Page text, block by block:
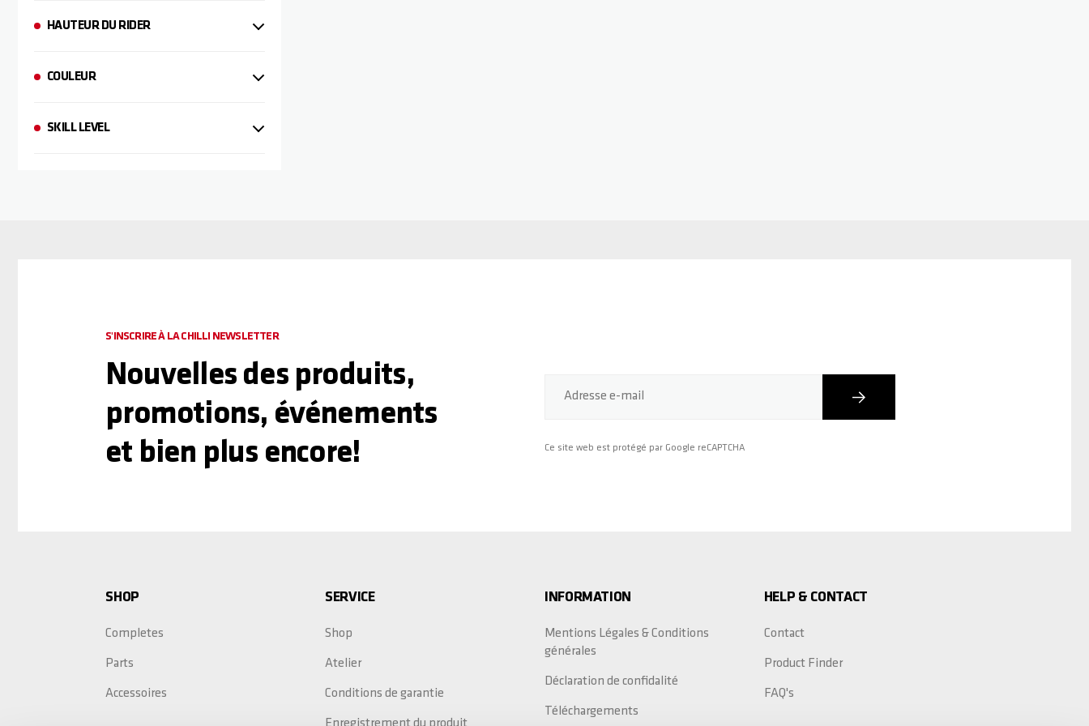
HAUTEUR DU RIDER
COULEUR
SKILL LEVEL
Adresse e-mail Inscription
Ce site web est protégé par Google reCAPTCHA
S'INSCRIRE À LA CHILLI NEWSLETTER
Nouvelles des produits,
promotions, événements
et bien plus encore!
SHOP
Completes
Parts
Accessoires
SERVICE
Shop
Atelier
Conditions de garantie
Enregistrement du produit
INFORMATION
Mentions Légales & Conditions
générales
Déclaration de confidalité
Téléchargements
HELP & CONTACT
Contact
Product Finder
FAQ's